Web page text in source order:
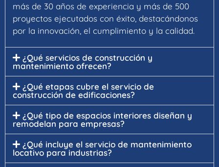
más de 30 años de experiencia y más de 500
proyectos ejecutados con éxito, destacándonos
por la innovación, el cumplimiento y la calidad.
¿Qué servicios de construcción y
mantenimiento ofrecen?
¿Qué etapas cubre el servicio de
construcción de edificaciones?
¿Qué tipo de espacios interiores diseñan y
remodelan para empresas?
¿Qué incluye el servicio de mantenimiento
locativo para industrias?